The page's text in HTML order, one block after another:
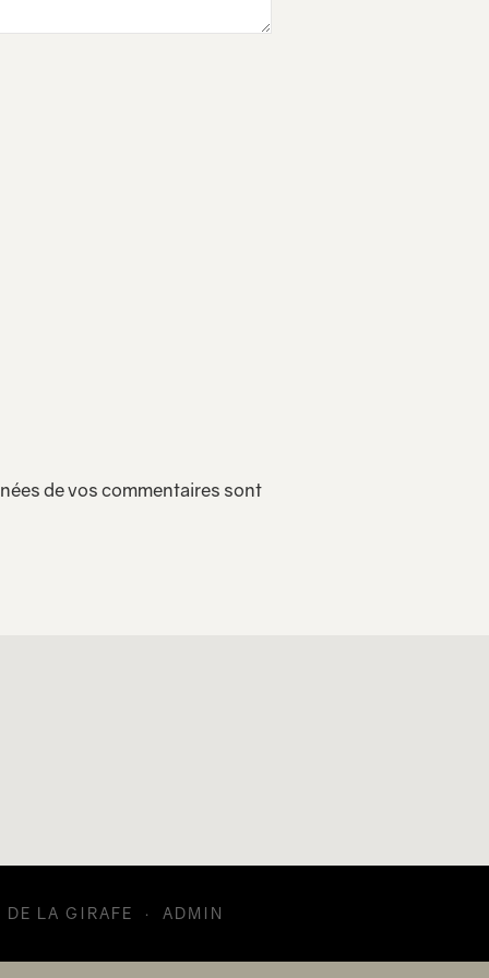
de vos commentaires sont
DE LA GIRAFE · ADMIN